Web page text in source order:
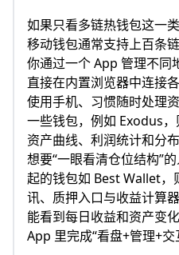
如果只看多链热钱包这一
移动钱包通常支持上百条
你通过一个 App 管理不同
直接在内置浏览器中连接
使用手机、习惯随时处理
一些钱包，例如 Exodus
资产曲线、利润统计和分
想要“一眼看清仓位结构”
起的钱包如 Best Wallet，
讯、质押入口与收益计算
能看到每日收益和资产变
App 里完成“看盘+管理+交